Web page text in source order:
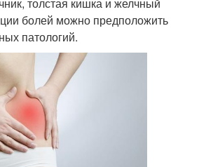
болей можно предположить
патологий.